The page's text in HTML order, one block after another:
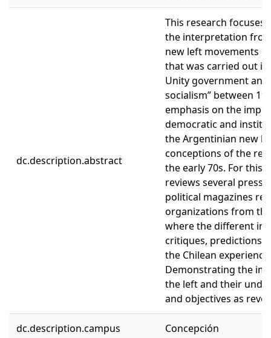
dc.description.abstract
This research focuses
the interpretation
new left movements
that was carried out
Unity government and
socialism” between
emphasis on the
democratic and
the Argentinian new
conceptions of the
the early 70s. For this
reviews several press
political magazines
organizations from
where the different
critiques, predictions
the Chilean
Demonstrating the
the left and their
and objectives as
dc.description.campus Concepción